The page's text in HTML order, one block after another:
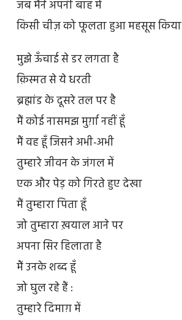
जब मैंने अपनी बाँह में
किसी चीज़ को फूलता हुआ महसूस किया
मुझे ऊँचाई से डर लगता है
क़िस्मत से ये धरती
ब्रह्मांड के दूसरे तल पर है
मैं कोई नासमझ मुर्ग़ा नहीं हूँ
मैं वह हूँ जिसने अभी-अभी
तुम्हारे जीवन के जंगल में
एक और पेड़ को गिरते हुए देखा
मैं तुम्हारा पिता हूँ
जो तुम्हारा ख़याल आने पर
अपना सिर हिलाता है
मैं उनके शब्द हूँ
जो घुल रहे हैं :
तुम्हारे दिमाग़ में